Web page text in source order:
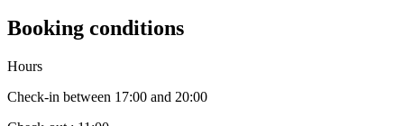
Booking conditions
Hours
Check-in between 17:00 and 20:00